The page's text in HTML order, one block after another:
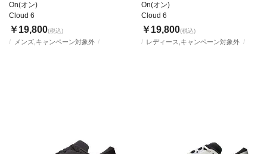
メンズ,キャンペーン対象外
On(オン)
Cloud 6
￥19,800(税込)
レディース,キャンペーン対象外
On(オン)
Cloud 6
￥19,800(税込)